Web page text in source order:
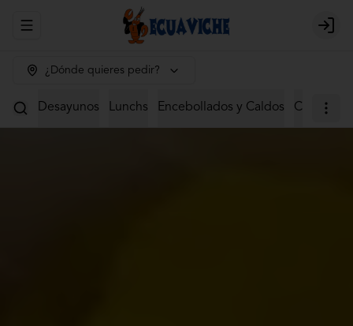
Abrir menu de navegación Login
¿Dónde quieres pedir?
Desayunos Lunchs Encebollados y Caldos Ceviches